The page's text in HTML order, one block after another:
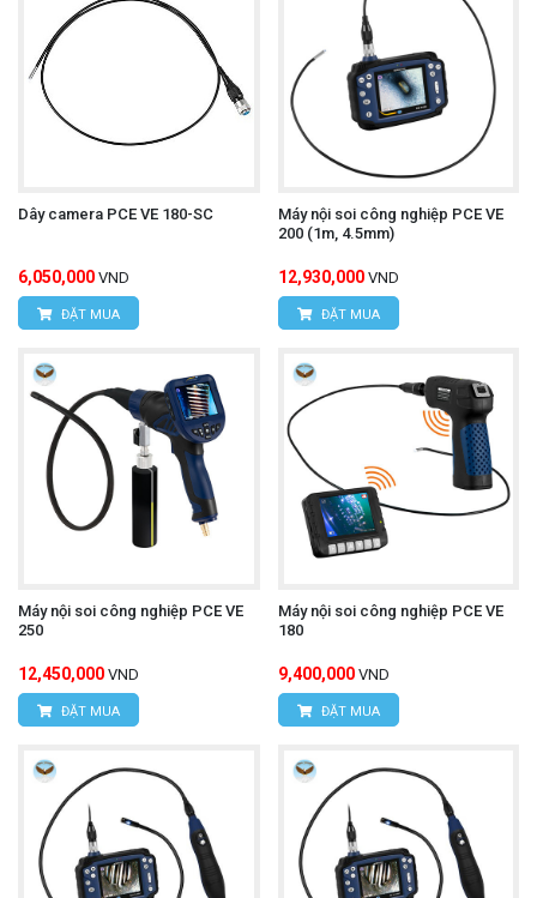
Dây camera PCE VE 180-SC
6,050,000 VND
ĐẶT MUA
Máy nội soi công nghiệp PCE VE
200 (1m, 4.5mm)
12,930,000 VND
ĐẶT MUA
Máy nội soi công nghiệp PCE VE
250
12,450,000 VND
ĐẶT MUA
Máy nội soi công nghiệp PCE VE
180
9,400,000 VND
ĐẶT MUA